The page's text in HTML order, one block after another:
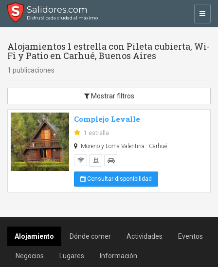
Salidores.com
Disfrutá cada ciudad al máximo
Alojamientos 1 estrella con Pileta cubierta, Wi-
Fi y Patio en Carhué, Buenos Aires
1 publicaciones
Mostrar filtros
Complejo Levalle
1 estrella
Moreno y Loma Valentina - Carhué
Consultar disponibilidad
Alojamiento Dónde comer Actividades Eventos
Negocios Lugares Información